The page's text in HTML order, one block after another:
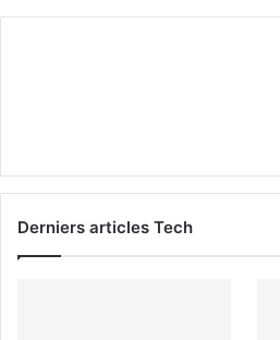
Derniers articles Tech